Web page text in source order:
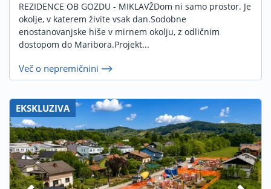
REZIDENCE OB GOZDU - MIKLAVŽDom ni samo prostor. Je
okolje, v katerem živite vsak dan.Sodobne
enostanovanjske hiše v mirnem okolju, z odličnim
dostopom do Maribora.Projekt...
Več o nepremičnini
EKSKLUZIVA